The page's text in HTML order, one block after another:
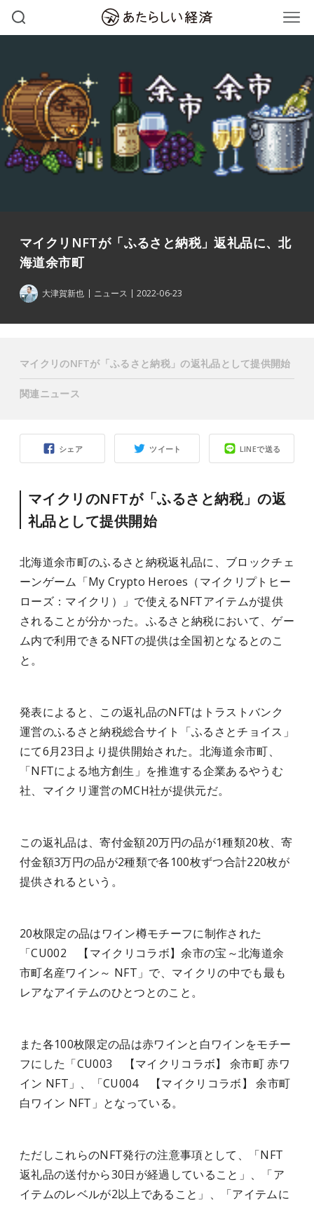
マイクリNFTが「ふるさと納税」返礼品に、北
海道余市町
大津賀新也 ニュース 2022-06-23
シェア ツイート LINEで送る
マイクリのNFTが「ふるさと納税」の返
礼品として提供開始
北海道余市町のふるさと納税返礼品に、ブロックチェ
ーンゲーム「My Crypto Heroes（マイクリプトヒー
ローズ：マイクリ）」で使えるNFTアイテムが提供
されることが分かった。ふるさと納税において、ゲー
ム内で利用できるNFTの提供は全国初となるとのこ
と。
発表によると、この返礼品のNFTはトラストバンク
運営のふるさと納税総合サイト「ふるさとチョイス」
にて6月23日より提供開始された。北海道余市町、
「NFTによる地方創生」を推進する企業あるやうむ
社、マイクリ運営のMCH社が提供元だ。
この返礼品は、寄付金額20万円の品が1種類20枚、寄
付金額3万円の品が2種類で各100枚ずつ合計220枚が
提供されるという。
20枚限定の品はワイン樽モチーフに制作された
「CU002 【マイクリコラボ】余市の宝～北海道余
市町名産ワイン～ NFT」で、マイクリの中でも最も
レアなアイテムのひとつとのこと。
また各100枚限定の品は赤ワインと白ワインをモチー
フにした「CU003 【マイクリコラボ】 余市町 赤ワ
イン NFT」、「CU004 【マイクリコラボ】 余市町
白ワイン NFT」となっている。
ただしこれらのNFT発行の注意事項として、「NFT
返礼品の送付から30日が経過していること」、「ア
イテムのレベルが2以上であること」、「アイテムに
マイクリのNFTが「ふるさと納税」の返礼品として提供開始
関連ニュース